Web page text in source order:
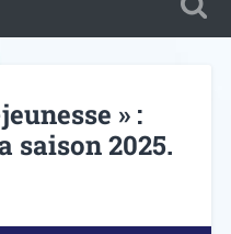
» :
saison 2025.